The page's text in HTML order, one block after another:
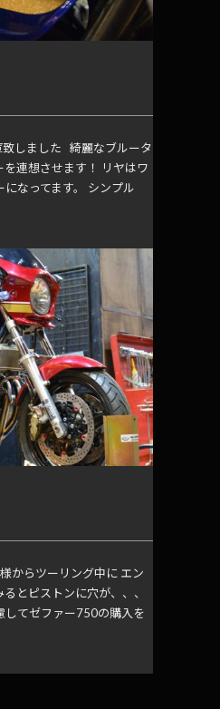
ました 綺麗なブルータ
連想させます！ リヤはワ
なってます。 シンプル
からツーリング中に エン
とピストンに穴が、、、
してゼファー750の購入を